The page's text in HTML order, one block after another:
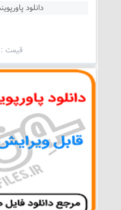
دانلود
قيمت :